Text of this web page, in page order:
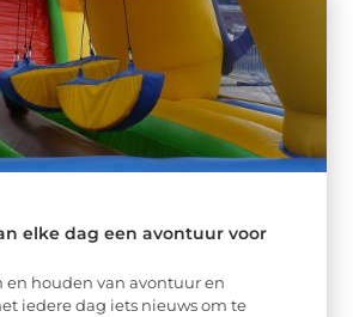
elke dag een avontuur voor
en houden van avontuur en
iedere dag iets nieuws om te